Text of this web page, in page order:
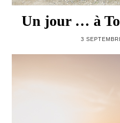
Un jour … à
3